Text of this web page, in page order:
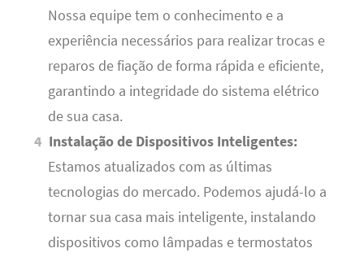
Nossa equipe tem o conhecimento e a
experiência necessários para realizar trocas e
reparos de fiação de forma rápida e eficiente,
garantindo a integridade do sistema elétrico
de sua casa.
Instalação de Dispositivos Inteligentes:
Estamos atualizados com as últimas
tecnologias do mercado. Podemos ajudá-lo a
tornar sua casa mais inteligente, instalando
dispositivos como lâmpadas e termostatos